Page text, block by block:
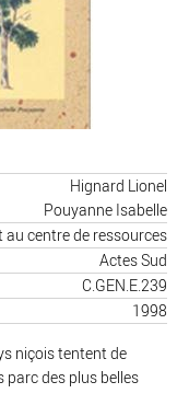
Hignard Lionel
Pouyanne Isabelle
au centre de ressources
Actes Sud
C.GEN.E.239
1998
niçois tentent de
parc des plus belles